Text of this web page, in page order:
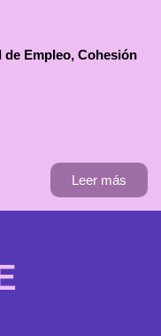
de Empleo, Cohesión
Leer más